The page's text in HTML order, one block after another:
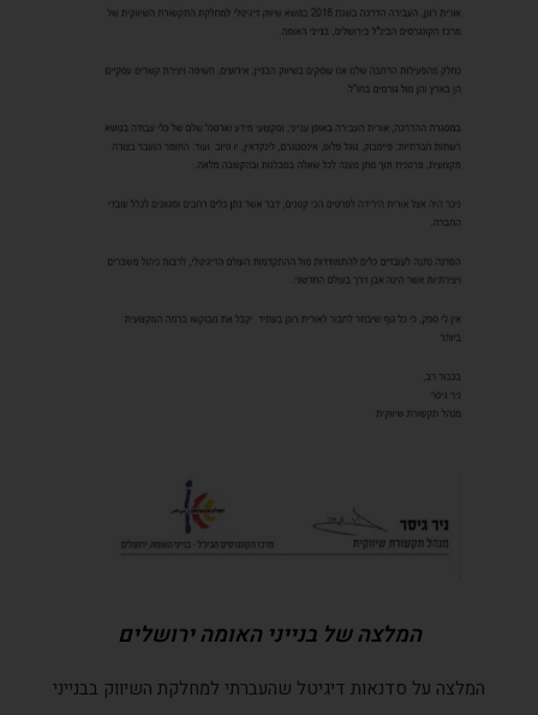
המלצה של בנייני האומה ירושלים
המלצה על סדנאות דיגיטל שהעברתי למחלקת השיווק בבנייני